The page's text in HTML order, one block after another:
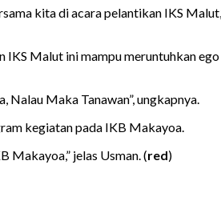
kita di acara pelantikan IKS
IKS Malut ini mampu meruntuhkan
Maka Tanawan”, ungkapnya.
kegiatan pada IKB Makayoa.
Makayoa,” jelas Usman. (red)